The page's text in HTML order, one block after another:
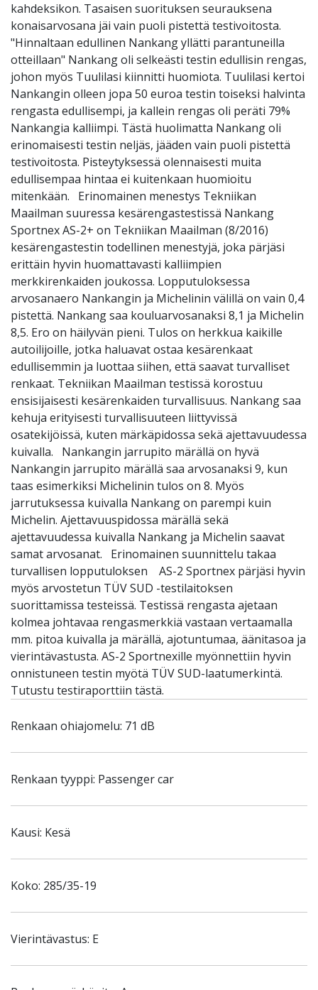
kahdeksikon. Tasaisen suorituksen seurauksena
konaisarvosana jäi vain puoli pistettä testivoitosta.
"Hinnaltaan edullinen Nankang yllätti parantuneilla
otteillaan" Nankang oli selkeästi testin edullisin rengas,
johon myös Tuulilasi kiinnitti huomiota. Tuulilasi kertoi
Nankangin olleen jopa 50 euroa testin toiseksi halvinta
rengasta edullisempi, ja kallein rengas oli peräti 79%
Nankangia kalliimpi. Tästä huolimatta Nankang oli
erinomaisesti testin neljäs, jääden vain puoli pistettä
testivoitosta. Pisteytyksessä olennaisesti muita
edullisempaa hintaa ei kuitenkaan huomioitu
mitenkään. Erinomainen menestys Tekniikan
Maailman suuressa kesärengastestissä Nankang
Sportnex AS-2+ on Tekniikan Maailman (8/2016)
kesärengastestin todellinen menestyjä, joka pärjäsi
erittäin hyvin huomattavasti kalliimpien
merkkirenkaiden joukossa. Lopputuloksessa
arvosanaero Nankangin ja Michelinin välillä on vain 0,4
pistettä. Nankang saa kouluarvosanaksi 8,1 ja Michelin
8,5. Ero on häilyvän pieni. Tulos on herkkua kaikille
autoilijoille, jotka haluavat ostaa kesärenkaat
edullisemmin ja luottaa siihen, että saavat turvalliset
renkaat. Tekniikan Maailman testissä korostuu
ensisijaisesti kesärenkaiden turvallisuus. Nankang saa
kehuja erityisesti turvallisuuteen liittyvissä
osatekijöissä, kuten märkäpidossa sekä ajettavuudessa
kuivalla. Nankangin jarrupito märällä on hyvä
Nankangin jarrupito märällä saa arvosanaksi 9, kun
taas esimerkiksi Michelinin tulos on 8. Myös
jarrutuksessa kuivalla Nankang on parempi kuin
Michelin. Ajettavuuspidossa märällä sekä
ajettavuudessa kuivalla Nankang ja Michelin saavat
samat arvosanat. Erinomainen suunnittelu takaa
turvallisen lopputuloksen AS-2 Sportnex pärjäsi hyvin
myös arvostetun TÜV SUD -testilaitoksen
suorittamissa testeissä. Testissä rengasta ajetaan
kolmea johtavaa rengasmerkkiä vastaan vertaamalla
mm. pitoa kuivalla ja märällä, ajotuntumaa, äänitasoa ja
vierintävastusta. AS-2 Sportnexille myönnettiin hyvin
onnistuneen testin myötä TÜV SUD-laatumerkintä.
Tutustu testiraporttiin tästä.
Renkaan ohiajomelu: 71 dB
Renkaan tyyppi: Passenger car
Kausi: Kesä
Koko: 285/35-19
Vierintävastus: E